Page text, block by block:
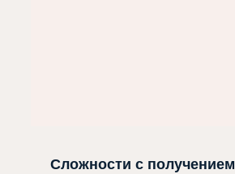
Сложности с получением